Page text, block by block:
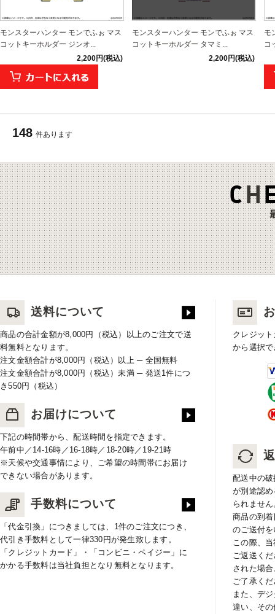
モンスターハンター モンでふぉ マス
コットキーホルダー ジンオ...
2,200円(税込)
モンスターハンター モンでふぉ マス
コットキーホルダー タマミ...
2,200円(税込)
モ
コ
148 件あります
送料について
商品の合計金額が8,000円（税込）以上のご注文で送
料無料となります。
注文金額合計が8,000円（税込）以上 ─ 全国無料
注文金額合計が8,000円（税込）未満 ─ 発送1件につ
き550円（税込）
お届けについて
下記の時間帯から、配送時間を指定できます。
午前中／14-16時／16-18時／18-20時／19-21時
※天候や交通事情により、ご希望の時間帯にお届け
できない場合があります。
手数料について
「代金引換」につきましては、1件のご注文につき、
代引き手数料として一律330円が発生致します。
「クレジットカード」・「コンビニ・ペイジー」に
かかる手数料は当社負担となり無料となります。
クレジッ
から選択
配送中の
が別途認
られません
商品の到
のご送付
この際、
ご返送く
された場
ご了承く
また、デ
違い、そ